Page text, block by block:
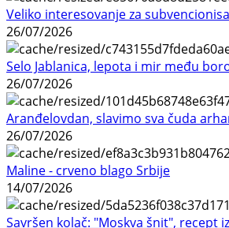
Veliko interesovanje za
26/07/2026
Selo Jablanica, lepota i mir među
26/07/2026
Aranđelovdan, slavimo sva čuda
26/07/2026
Maline - crveno blago Srbije
14/07/2026
Savršen kolač: "Moskva šnit", recept